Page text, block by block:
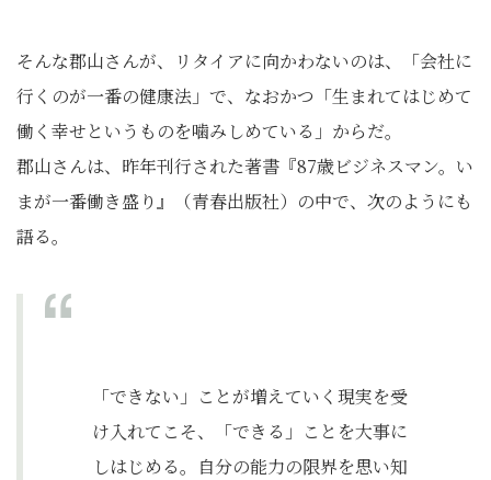
そんな郡山さんが、リタイアに向かわないのは、「会社に
行くのが一番の健康法」で、なおかつ「生まれてはじめて
働く幸せというものを噛みしめている」からだ。
郡山さんは、昨年刊行された著書『87歳ビジネスマン。い
まが一番働き盛り』（青春出版社）の中で、次のようにも
語る。
「できない」ことが増えていく現実を受
け入れてこそ、「できる」ことを大事に
しはじめる。自分の能力の限界を思い知